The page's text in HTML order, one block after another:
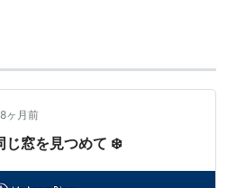
8ヶ月前
じ窓を見つめて ❄️